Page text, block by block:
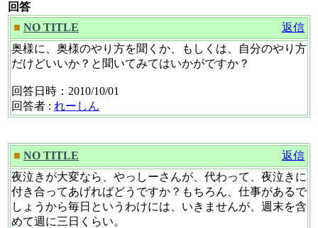
回答
■ NO TITLE
返信
奥様に、奥様のやり方を聞くか、もしくは、自分のやり方
だけどいいか？と聞いてみてはいかがですか？
回答日時：2010/10/01
回答者 : れーしん
■ NO TITLE
返信
夜泣きが大変なら、やっしーさんが、代わって、夜泣きに
付き合ってあげればどうですか？もちろん、仕事があるで
しょうから毎日というわけには、いきませんが、週末を含
めて週に三日くらい。